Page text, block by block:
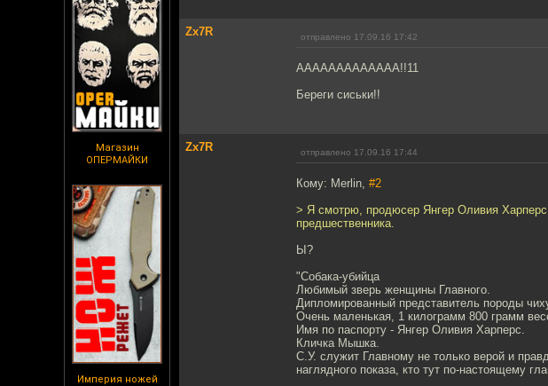
Магазин
ОПЕРМАЙКИ
Империя ножей
Zx7R отправлено 17.09.16 17:42
ААААААААААААА!!11
Береги сиськи!!
Zx7R отправлено 17.09.16 17:44
Кому: Merlin, #2
> Я смотрю, продюсер Янгер Оливия Харперс
предшественника.
Ы?
"Собака-убийца
Любимый зверь женщины Главного.
Дипломированный представитель породы
Очень маленькая, 1 килограмм 800 грамм
Имя по паспорту - Янгер Оливия Харперс.
Кличка Мышка.
С.У. служит Главному не только верой и
наглядного показа, кто тут по-настоящему